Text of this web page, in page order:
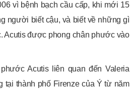
vì bệnh bạch cầu cấp, khi mới 15
người biết cậu, và biết về những gì
Acutis được phong chân phước vào
Acutis liên quan đến Valeria
tại thành phố Firenze của Ý từ năm